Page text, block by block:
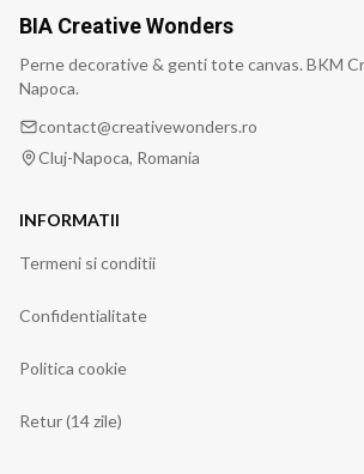
BIA Creative Wonders
Perne decorative & genti tote canvas. BKM
Napoca.
contact@creativewonders.ro
Cluj-Napoca, Romania
INFORMATII
Termeni si conditii
Confidentialitate
Politica cookie
Retur (14 zile)